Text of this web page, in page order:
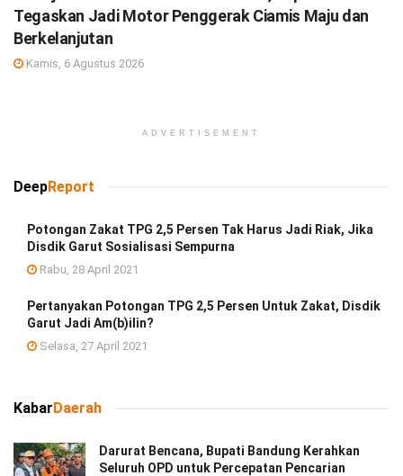
Tegaskan Jadi Motor Penggerak Ciamis Maju dan
Berkelanjutan
Kamis, 6 Agustus 2026
ADVERTISEMENT
DeepReport
Potongan Zakat TPG 2,5 Persen Tak Harus Jadi Riak, Jika
Disdik Garut Sosialisasi Sempurna
Rabu, 28 April 2021
Pertanyakan Potongan TPG 2,5 Persen Untuk Zakat, Disdik
Garut Jadi Am(b)ilin?
Selasa, 27 April 2021
KabarDaerah
Darurat Bencana, Bupati Bandung Kerahkan
Seluruh OPD untuk Percepatan Pencarian